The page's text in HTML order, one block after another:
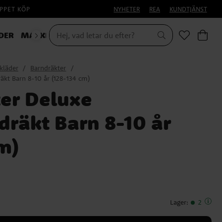
KÖP NYHETER REA KUNDTJÄNST
MASKERAD
Barndräkter
Barn 8-10 år (128-134 cm)
Deluxe
Barn 8-10 år
Lager: 2